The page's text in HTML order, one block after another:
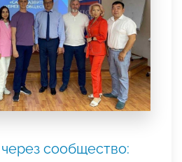
сообщество: